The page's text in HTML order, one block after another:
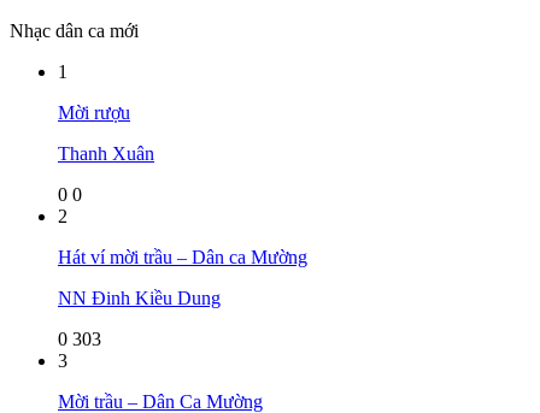
Nhạc dân ca mới
1
Mời rượu
Thanh Xuân
0 0
2
Hát ví mời trầu – Dân ca Mường
NN Đinh Kiều Dung
0 303
3
Mời trầu – Dân Ca Mường